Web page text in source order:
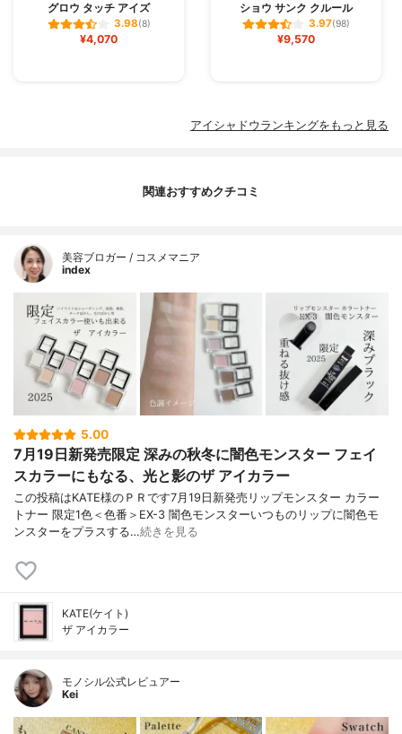
グロウ タッチ アイズ
3.98(8)
¥4,070
ショウ サンク クルール
3.97(98)
¥9,570
アイシャドウランキングをもっと見る
関連おすすめクチコミ
美容ブロガー / コスメマニア
index
5.00
7月19日新発売限定 深みの秋冬に闇色モンスター フェイ
スカラーにもなる、光と影のザ アイカラー
この投稿はKATE様のＰＲです7月19日新発売リップモンスター カラー
トナー 限定1色＜色番＞EX-3 闇色モンスターいつものリップに闇色モ
ンスターをプラスする…続きを見る
KATE(ケイト)
ザ アイカラー
モノシル公式レビュアー
Kei